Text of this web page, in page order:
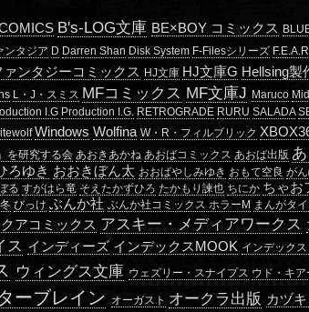
B's-LOG文庫 BE×BOY コミックス
ンタジア D Darren Shan Disk System F-Filesシリーズ
ァンタジーコミックス HJ文庫 HJ文庫G Hellsing製
L・J・スミス MFコミックス MF文庫J Maruco
I.G Production I.G. RETROGRADE RURU SALADA
Windows Wolfina W・R・フィルブリック
を研究する会 あおきあかね あおばコミックス あおば出版
ろゆき おおきぼん太 おおばやしみゆき おもて空良 が
る すがはら竜 そえたかずひろ たかもり諫也 ちにか ちゃお
びっけ ぶんか社 ぶんか社コミックス ホラーM まんがタ
アコミックス アスキー・メディアワークス
ス インディーズ インデックスMOOK インデック
ウィングス文庫 ウェズリー・スナイプス ウド・キア
ーブレイン オーガスト オークラ出版 カヅ